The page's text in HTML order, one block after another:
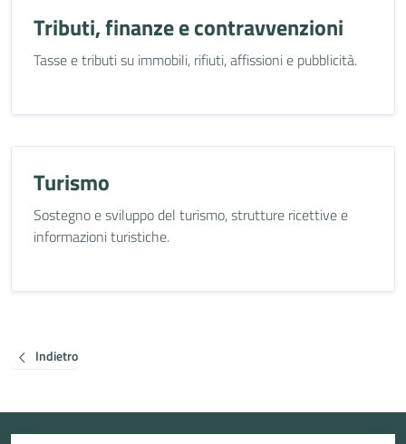
Tributi, finanze e contravvenzioni
Tasse e tributi su immobili, rifiuti, affissioni e pubblicità.
Turismo
Sostegno e sviluppo del turismo, strutture ricettive e
informazioni turistiche.
Indietro